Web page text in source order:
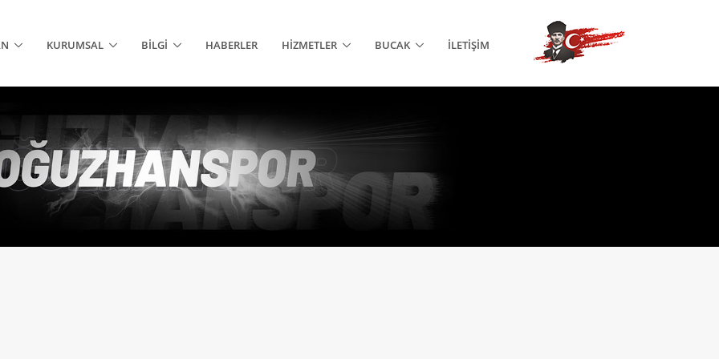
KURUMSAL BILGI HABERLER HIZMETLER BUCAK İLETIŞIM